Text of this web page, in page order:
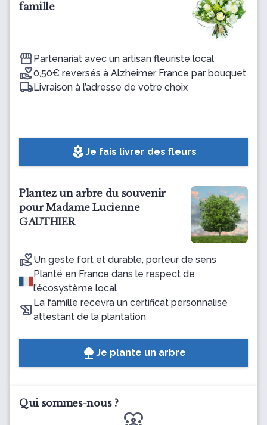
famille
Partenariat avec un artisan fleuriste local
0,50€ reversés à Alzheimer France par bouquet
Livraison à l’adresse de votre choix
local_floristJe fais livrer des fleurs
Plantez un arbre du souvenir
pour Madame Lucienne
GAUTHIER
Un geste fort et durable, porteur de sens
Planté en France dans le respect de
l’écosystème local
La famille recevra un certificat personnalisé
attestant de la plantation
Je plante un arbre
Qui sommes-nous ?
diversity_1